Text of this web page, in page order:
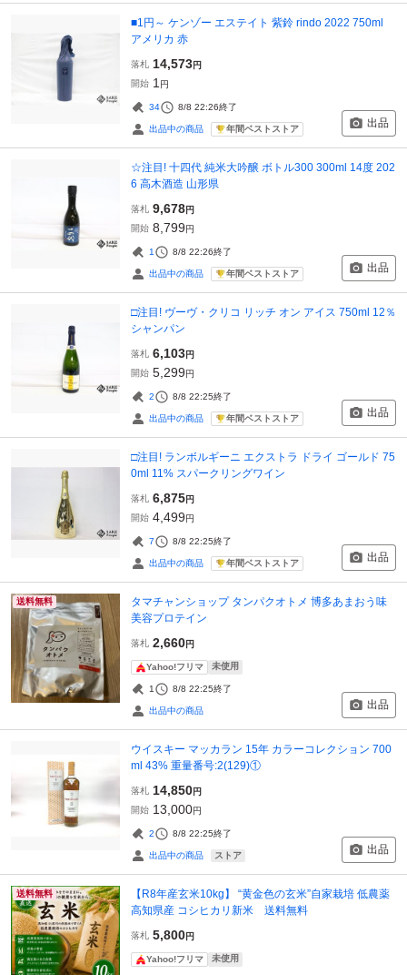
■1円～ ケンゾー エステイト 紫鈴 rindo 2022 750ml
アメリカ 赤
落札 14,573円
開始 1 円
34 8/8 22:26終了
出品中の商品 年間ベストストア 出品
☆注目! 十四代 純米大吟醸 ボトル300 300ml 14度 202
6 高木酒造 山形県
落札 9,678円
開始 8,799円
1 8/8 22:26終了
出品中の商品 年間ベストストア 出品
□注目! ヴーヴ・クリコ リッチ オン アイス 750ml 12％
シャンパン
落札 6,103円
開始 5,299円
2 8/8 22:25終了
出品中の商品 年間ベストストア 出品
□注目! ランボルギーニ エクストラ ドライ ゴールド 75
0ml 11% スパークリングワイン
落札 6,875円
開始 4,499円
7 8/8 22:25終了
出品中の商品 年間ベストストア 出品
送料無料
タマチャンショップ タンパクオトメ 博多あまおう味
美容プロテイン
落札 2,660円
Yahoo!フリマ 未使用
1 8/8 22:25終了
出品中の商品 出品
ウイスキー マッカラン 15年 カラーコレクション 700
ml 43% 重量番号:2(129)①
落札 14,850円
開始 13,000円
2 8/8 22:25終了
出品中の商品 ストア 出品
送料無料
【R8年産玄米10kg】 “黄金色の玄米”自家栽培 低農薬
高知県産 コシヒカリ新米 送料無料
落札 5,800円
Yahoo!フリマ 未使用